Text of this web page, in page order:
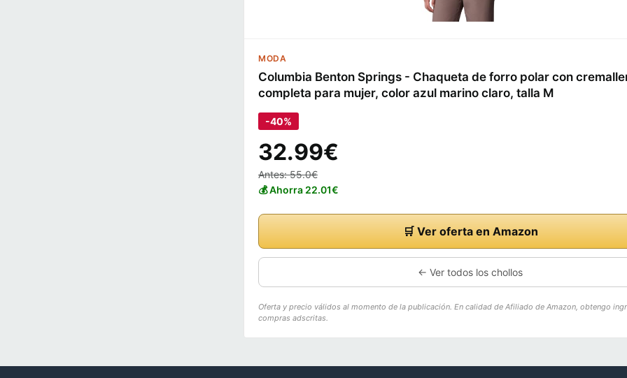
MODA
Columbia Benton Springs - Chaqueta de forro polar con
completa para mujer, color azul marino claro, talla M
-40%
32.99€
Antes: 55.0€
💰 Ahorra 22.01€
🛒 Ver oferta en Amazon
← Ver todos los chollos
Oferta y precio válidos al momento de la publicación. En calidad de Afiliado de Amazon, obtengo
compras adscritas.